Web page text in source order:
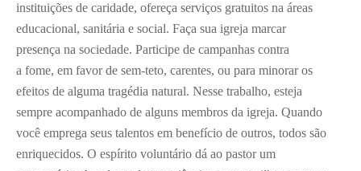
instituições de caridade, ofereça serviços gratuitos na áreas
educacional, sanitária e social. Faça sua igreja marcar
presença na sociedade. Participe de campanhas contra
a fome, em favor de sem-teto, carentes, ou para minorar os
efeitos de alguma tragédia natural. Nesse trabalho, esteja
sempre acompanhado de alguns membros da igreja. Quando
você emprega seus talentos em benefício de outros, todos são
enriquecidos. O espírito voluntário dá ao pastor um